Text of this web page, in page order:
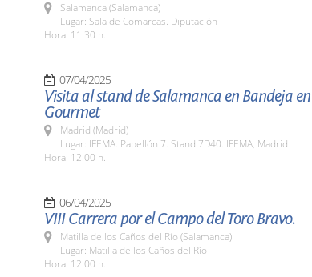
Salamanca (Salamanca)
Lugar: Sala de Comarcas. Diputación
Hora: 11:30 h.
07/04/2025
Visita al stand de Salamanca en Bandeja
Gourmet
Madrid (Madrid)
Lugar: IFEMA. Pabellón 7. Stand 7D40. IFEMA, Madrid
Hora: 12:00 h.
06/04/2025
VIII Carrera por el Campo del Toro Bravo.
Matilla de los Caños del Río (Salamanca)
Lugar: Matilla de los Caños del Río
Hora: 12:00 h.